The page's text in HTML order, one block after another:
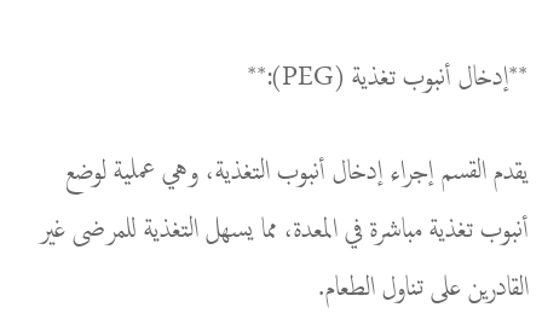
**إدخال أنبوب تغذية (PEG):**
يقدم القسم إجراء إدخال أنبوب التغذية، وهي عملية لوضع
أنبوب تغذية مباشرة في المعدة، مما يسهل التغذية للمرضى غير
القادرين على تناول الطعام.